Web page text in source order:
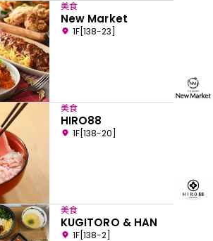
美食
New Market
1F[138-23]
美食
HIRO88
1F[138-20]
美食
KUGITORO & HAN
1F[138-2]